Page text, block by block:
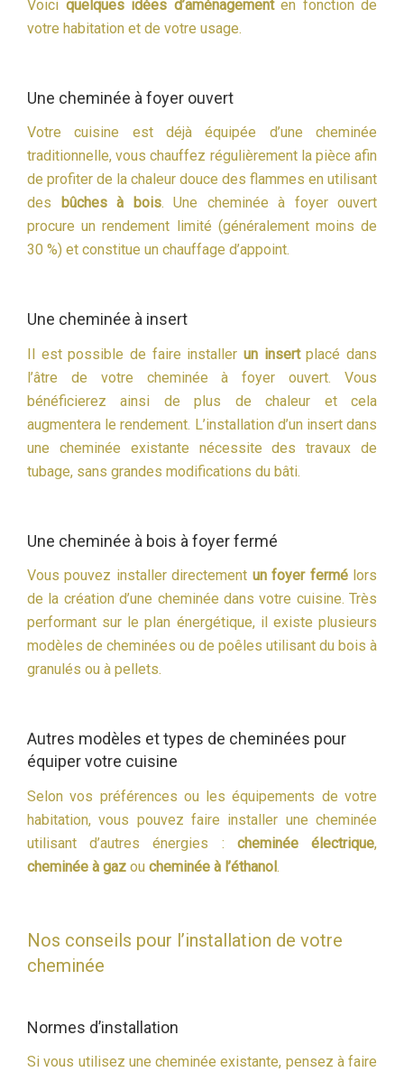
Voici quelques idées d’aménagementen fonction de
votre habitation et de votre usage.
Une cheminée à foyer ouvert
Votre cuisine est déjà équipée d’une cheminée
traditionnelle, vous chauffez régulièrement la pièce afin
de profiter de la chaleur douce des flammes en utilisant
des
bûches à bois. Une cheminée à foyer ouvert
procure un rendement limité (généralement moins de
30 %) et constitue un chauffage d’appoint.
Une cheminée à insert
Il est possible de faire installer un insertplacé dans
l’âtre de votre cheminée à foyer ouvert. Vous
bénéficierez ainsi de plus de chaleur et cela
augmentera le rendement. L’installation d’un insert dans
une cheminée existante nécessite des travaux de
tubage, sans grandes modifications du bâti.
Une cheminée à bois à foyer fermé
Vous pouvez installer directement un foyer fermé lors
de la création d’une cheminée dans votre cuisine. Très
performant sur le plan énergétique, il existe plusieurs
modèles de cheminées ou de poêles utilisant du bois à
granulés ou à pellets.
Autres modèles et types de cheminées pour
équiper votre cuisine
Selon vos préférences ou les équipements de votre
habitation, vous pouvez faire installer une cheminée
utilisant d’autres énergies : cheminée électrique,
cheminée à gaz ou cheminée à l’éthanol.
Nos conseils pour l’installation de votre
cheminée
Normes d’installation
Si vous utilisez une cheminée existante, pensez à faire